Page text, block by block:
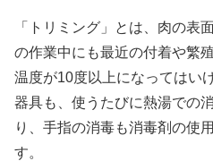
「トリミング」とは、肉の表
の作業中にも最近の付着や繁
温度が10度以上になっては
器具も、使うたびに熱湯での
り、手指の消毒も消毒剤の使
す。